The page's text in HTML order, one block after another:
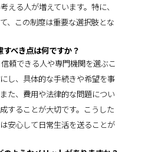
える人が増えています。特に、
、この制度は重要な選択肢とな
べき点は何ですか？
頼できる人や専門機関を選ぶこ
し、具体的な手続きや希望を事
た、費用や法律的な問題につい
することが大切です。こうした
安心して日常生活を送ることが